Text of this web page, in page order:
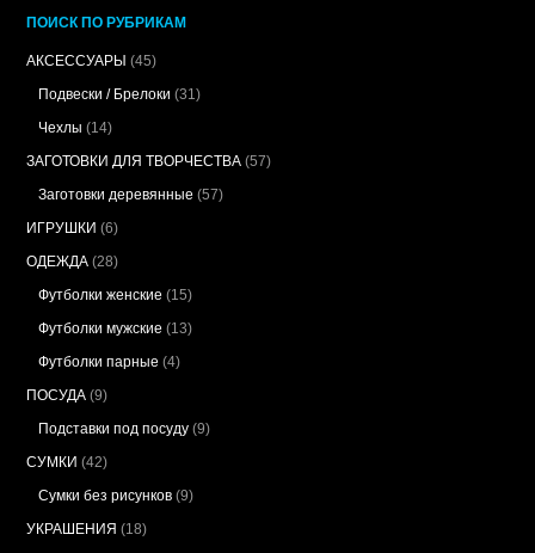
ПОИСК ПО РУБРИКАМ
АКСЕССУАРЫ (45)
Подвески / Брелоки (31)
Чехлы (14)
ЗАГОТОВКИ ДЛЯ ТВОРЧЕСТВА (57)
Заготовки деревянные (57)
ИГРУШКИ (6)
ОДЕЖДА (28)
Футболки женские (15)
Футболки мужские (13)
Футболки парные (4)
ПОСУДА (9)
Подставки под посуду (9)
СУМКИ (42)
Сумки без рисунков (9)
УКРАШЕНИЯ (18)